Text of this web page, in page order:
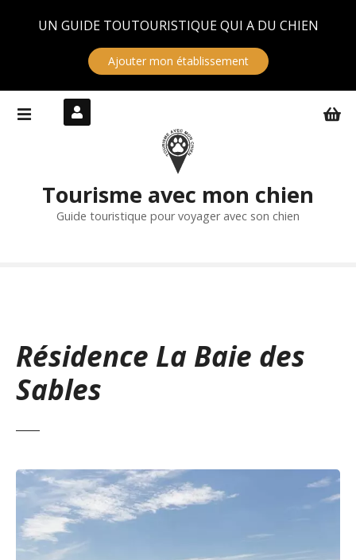
UN GUIDE TOUTOURISTIQUE QUI A DU CHIEN
Ajouter mon établissement
Tourisme avec mon chien
Guide touristique pour voyager avec son chien
Résidence La Baie des
Sables